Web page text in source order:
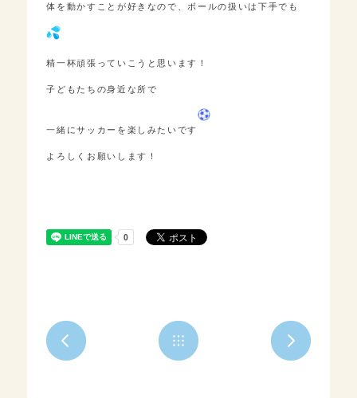
体を動かすことが好きなので、ボールの扱いは下手でも
精一杯頑張っていこうと思います！
子どもたちの身近な所で
一緒にサッカーを楽しみたいです
よろしくお願いします！